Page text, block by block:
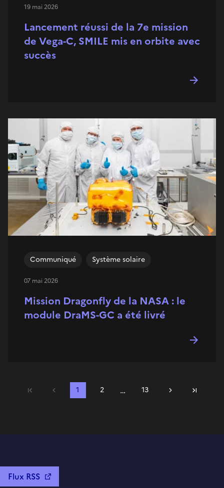
Lancement réussi de la 7e mission
de Vega-C, SMILE mis en orbite avec
succès
19 mai 2026
Mission Dragonfly de la NASA : le
module DraMS-GC a été livré
Communiqué Système solaire
07 mai 2026
Première pagePrécédent
1 2 … 13 SuivantDernière
Flux RSS